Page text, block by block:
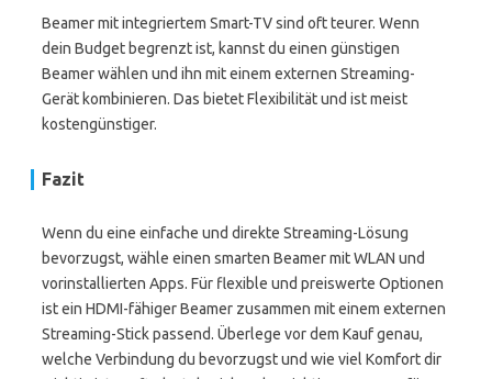
Beamer mit integriertem Smart-TV sind oft teurer. Wenn
dein Budget begrenzt ist, kannst du einen günstigen
Beamer wählen und ihn mit einem externen Streaming-
Gerät kombinieren. Das bietet Flexibilität und ist meist
kostengünstiger.
Fazit
Wenn du eine einfache und direkte Streaming-Lösung
bevorzugst, wähle einen smarten Beamer mit WLAN und
vorinstallierten Apps. Für flexible und preiswerte Optionen
ist ein HDMI-fähiger Beamer zusammen mit einem externen
Streaming-Stick passend. Überlege vor dem Kauf genau,
welche Verbindung du bevorzugst und wie viel Komfort dir